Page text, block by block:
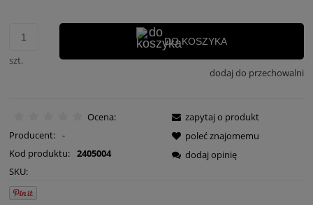
szt.
DO KOSZYKA
dodaj do przechowalni
Ocena:
Producent: -
Kod produktu: 2405004
SKU:
zapytaj o produkt
poleć znajomemu
dodaj opinię